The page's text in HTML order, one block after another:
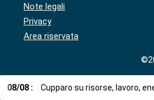
Note legali
Privacy
Area riservata
08/08 : Cupparo su risorse, lavoro,